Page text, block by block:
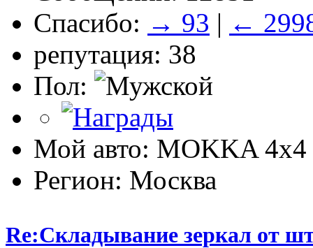
Спасибо: → 93 | ←
репутация: 38
Пол:
Мой авто: MOKKA 4x4
Регион: Москва
Re:Складывание зеркал от